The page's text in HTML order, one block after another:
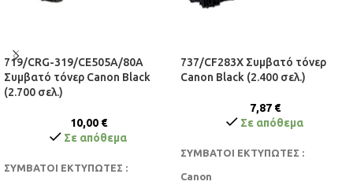
719/CRG-319/CE505A/80A
Συμβατό τόνερ Canon Black
(2.700 σελ.)
10,00 €
Σε απόθεμα
ΣΥΜΒΑΤΟΙ ΕΚΤΥΠΩΤΕΣ :
737/CF283X Συμβατό τόνερ
Canon Black (2.400 σελ.)
7,87 €
Σε απόθεμα
ΣΥΜΒΑΤΟΙ ΕΚΤΥΠΩΤΕΣ :
Canon